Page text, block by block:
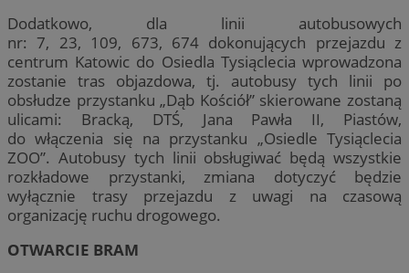
Dodatkowo, dla linii autobusowych
nr: 7, 23, 109, 673, 674 dokonujących przejazdu z
centrum Katowic do Osiedla Tysiąclecia wprowadzona
zostanie tras objazdowa, tj. autobusy tych linii po
obsłudze przystanku „Dąb Kościół” skierowane zostaną
ulicami: Bracką, DTŚ, Jana Pawła II, Piastów,
do włączenia się na przystanku „Osiedle Tysiąclecia
ZOO”. Autobusy tych linii obsługiwać będą wszystkie
rozkładowe przystanki, zmiana dotyczyć będzie
wyłącznie trasy przejazdu z uwagi na czasową
organizację ruchu drogowego.
OTWARCIE BRAM